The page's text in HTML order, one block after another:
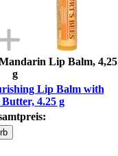
Lip Balm, 4,25
g
Lip Balm with
4.25 g